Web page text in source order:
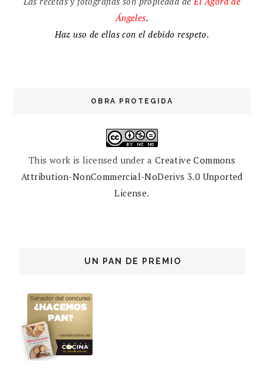
Ángeles.
Haz uso de ellas con el debido respeto.
OBRA PROTEGIDA
This work is licensed under a Creative Commons
Attribution-NonCommercial-NoDerivs 3.0 Unported
License.
UN PAN DE PREMIO